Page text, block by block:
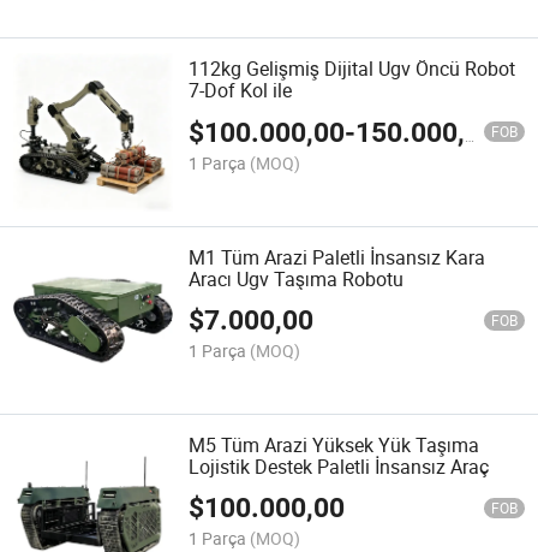
112kg Gelişmiş Dijital Ugv Öncü Robot
7-Dof Kol ile
$100.000,00-150.000,00 FOB
1 Parça (MOQ)
M1 Tüm Arazi Paletli İnsansız Kara
Aracı Ugv Taşıma Robotu
$7.000,00 FOB
1 Parça (MOQ)
M5 Tüm Arazi Yüksek Yük Taşıma
Lojistik Destek Paletli İnsansız Araç
$100.000,00 FOB
1 Parça (MOQ)